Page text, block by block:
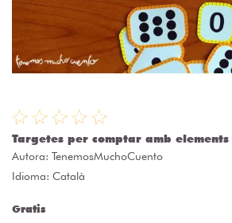
Targetes per comptar amb
Autora: TenemosMuchoCuento
Idioma: Català
Gratis